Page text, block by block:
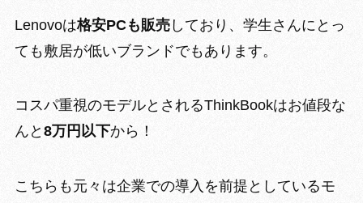
Lenovoは格安PCも販売しており、学生さんにとっ
ても敷居が低いブランドでもあります。
コスパ重視のモデルとされるThinkBookはお値段な
んと 8万円以下から！
こちらも元々は企業での導入を前提としているモ